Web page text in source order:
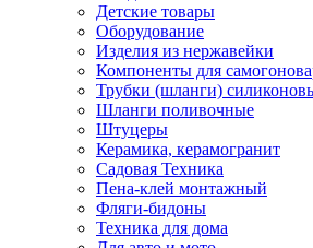
Детские товары
Оборудование
Изделия из нержавейки
Компоненты для
Трубки (шланги)
Шланги поливочные
Штуцеры
Керамика, керамогранит
Садовая Техника
Пена-клей монтажный
Фляги-бидоны
Техника для дома